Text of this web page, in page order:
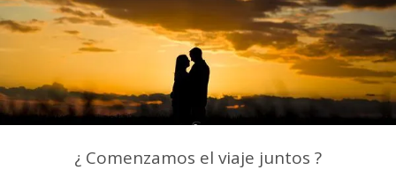
¿ Comenzamos el viaje juntos ?